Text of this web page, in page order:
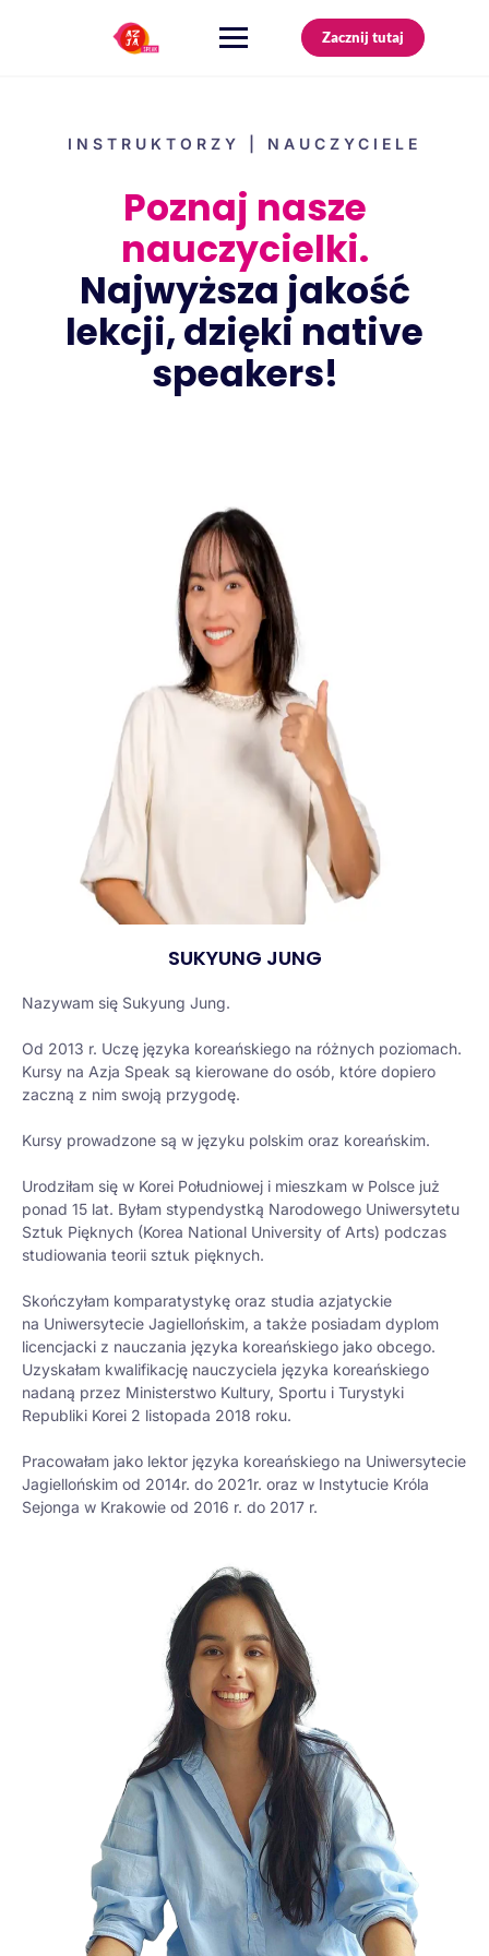
Zacznij tutaj
INSTRUKTORZY | NAUCZYCIELE
Poznaj nasze
nauczycielki.
Najwyższa jakość
lekcji, dzięki native
speakers!
SUKYUNG JUNG
Nazywam się Sukyung Jung.
Od 2013 r. Uczę języka koreańskiego na różnych poziomach.
Kursy na Azja Speak są kierowane do osób, które dopiero
zaczną z nim swoją przygodę.
Kursy prowadzone są w języku polskim oraz koreańskim.
Urodziłam się w Korei Południowej i mieszkam w Polsce już
ponad 15 lat. Byłam stypendystką Narodowego Uniwersytetu
Sztuk Pięknych (Korea National University of Arts) podczas
studiowania teorii sztuk pięknych.
Skończyłam komparatystykę oraz studia azjatyckie
na Uniwersytecie Jagiellońskim, a także posiadam dyplom
licencjacki z nauczania języka koreańskiego jako obcego.
Uzyskałam kwalifikację nauczyciela języka koreańskiego
nadaną przez Ministerstwo Kultury, Sportu i Turystyki
Republiki Korei 2 listopada 2018 roku.
Pracowałam jako lektor języka koreańskiego na Uniwersytecie
Jagiellońskim od 2014r. do 2021r. oraz w Instytucie Króla
Sejonga w Krakowie od 2016 r. do 2017 r.